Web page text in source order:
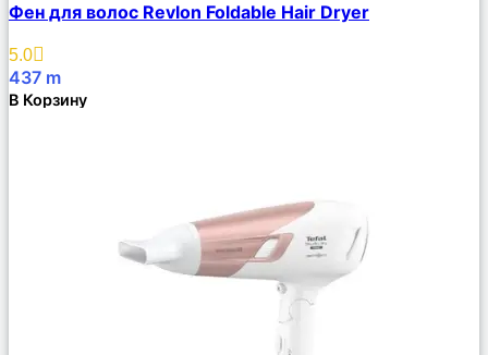
Описание
Избранное
Фен для волос Revlon Foldable Hair Dryer
5.0
437 m
В Корзину